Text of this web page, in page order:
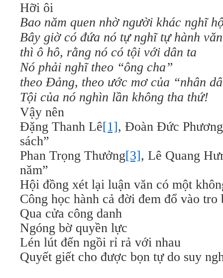
Hỡi ôi
Bao năm quen nhờ người khác nghĩ
Bây giờ có đứa nó tự nghĩ tự hành văn
thì ô hô, rằng nó có tội với dân ta
Nó phải nghĩ theo “ông cha”
theo Đảng, theo ước mơ của “nhân
Tội của nó nghìn lần không tha thứ!
Vậy nên
Đặng Thanh Lê[1], Đoàn Đức Phương
sách”
Phan Trọng Thưởng[3], Lê Quang
năm”
Hội đồng xét lại luận văn có một
Công học hành cả đời đem đổ vào tro
Qua cửa công danh
Ngóng bờ quyền lực
Lén lút đến ngồi rỉ rả với nhau
Quyết giết cho được bọn tự do suy